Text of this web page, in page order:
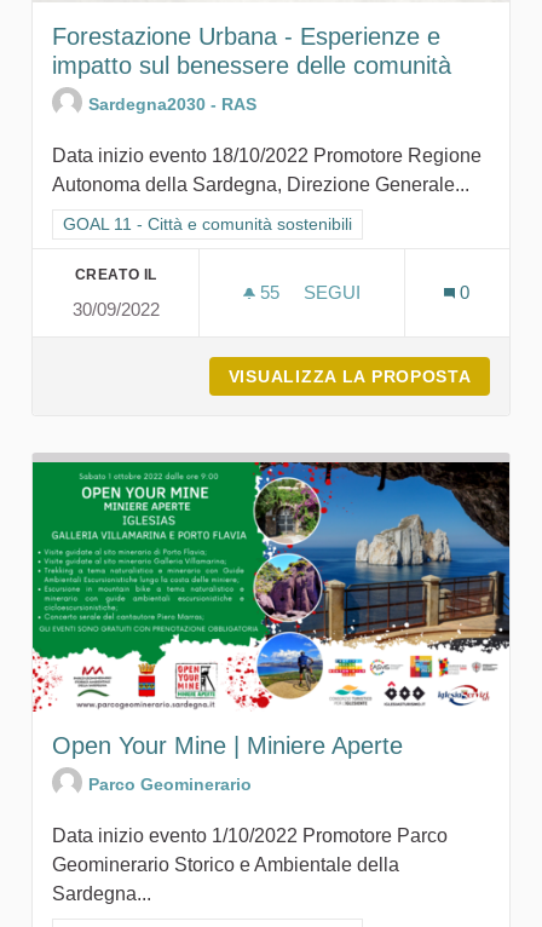
Forestazione Urbana - Esperienze e
impatto sul benessere delle comunità
Sardegna2030 - RAS
Data inizio evento 18/10/2022 Promotore Regione
Autonoma della Sardegna, Direzione Generale...
Filtra i risultati per categoria: GOAL 11 - Città e comunità
GOAL 11 - Città e comunità sostenibili
CREATO IL
30/09/2022
55 55 SOSTENITORI
SEGUI
0
VISUALIZZA LA PROPOSTA
Open Your Mine | Miniere Aperte
Parco Geominerario
Data inizio evento 1/10/2022 Promotore Parco
Geominerario Storico e Ambientale della
Sardegna...